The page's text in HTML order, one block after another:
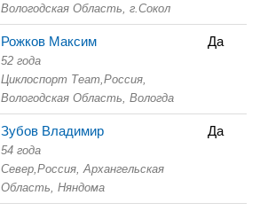
Вологодская Область, г.Сокол
Рожков Максим
52 года
Циклоспорт Теаm, Россия,
Вологодская Область, Вологда
Да
Зубов Владимир
54 года
Север, Россия, Архангельская
Область, Няндома
Да